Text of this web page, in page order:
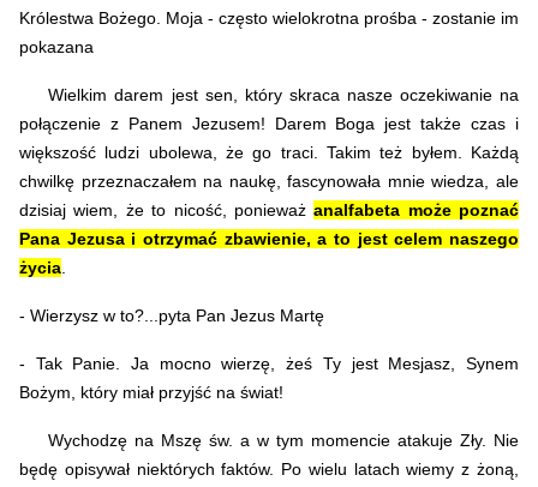
Królestwa Bożego. Moja - często wielokrotna prośba - zostanie im
pokazana
Wielkim darem jest sen, który skraca nasze oczekiwanie na
połączenie z Panem Jezusem! Darem Boga jest także czas i
większość ludzi ubolewa, że go traci. Takim też byłem. Każdą
chwilkę przeznaczałem na naukę, fascynowała mnie wiedza, ale
dzisiaj wiem, że to nicość, ponieważanalfabeta może poznać
Pana Jezusa i otrzymać zbawienie, a to jest celem naszego
życia
- Wierzysz w to?...pyta Pan Jezus Martę
- Tak Panie. Ja mocno wierzę, żeś Ty jest Mesjasz, Synem
Bożym, który miał przyjść na świat!
Wychodzę na Mszę św. a w tym momencie atakuje Zły. Nie
będę opisywał niektórych faktów. Po wielu latach wiemy z żoną,